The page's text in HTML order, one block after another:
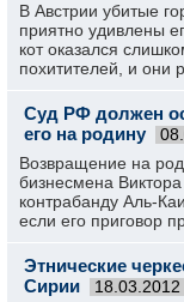
В Австрии убитые
приятно удивлены
кот оказался
похитителей, и они
Суд РФ должен
его на родину
Возвращение на
бизнесмена
контрабанду Аль-
если его приговор
Этнические
Сирии
18.03.2012